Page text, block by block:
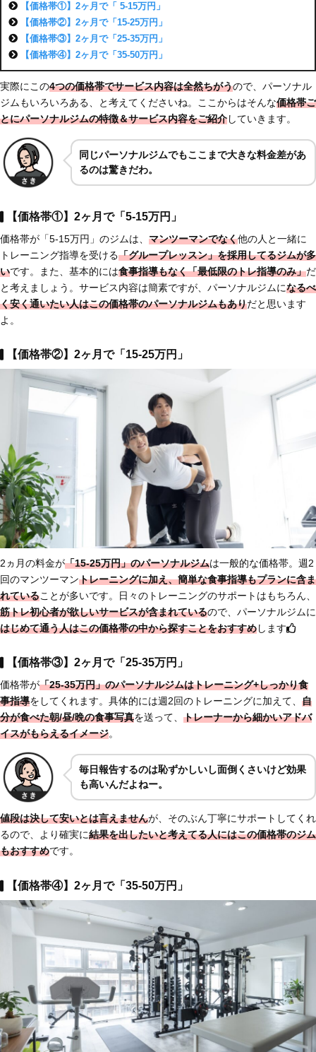
【価格帯①】2ヶ月で「 5-15万円」
【価格帯②】2ヶ月で「15-25万円」
【価格帯③】2ヶ月で「25-35万円」
【価格帯④】2ヶ月で「35-50万円」
実際にこの4つの価格帯でサービス内容は全然ちがうので、パーソナル
ジムもいろいろある、と考えてくださいね。ここからはそんな価格帯ご
とにパーソナルジムの特徴＆サービス内容をご紹介していきます。
同じパーソナルジムでもここまで大きな料金差があ
るのは驚きだわ。
【価格帯①】2ヶ月で「5-15万円」
価格帯が「5-15万円」のジムは、 マンツーマンでなく他の人と一緒に
トレーニング指導を受ける「グループレッスン」を採用してるジムが多
いです。また、基本的には食事指導もなく「最低限のトレ指導のみ」だ
と考えましょう。サービス内容は簡素ですが、パーソナルジムになるべ
く安く通いたい人はこの価格帯のパーソナルジムもありだと思います
よ。
【価格帯②】2ヶ月で「15-25万円」
2ヵ月の料金が「15-25万円」のパーソナルジムは一般的な価格帯。週2
回のマンツーマントレーニングに加え、簡単な食事指導もプランに含ま
れていることが多いです。日々のトレーニングのサポートはもちろん、
筋トレ初心者が欲しいサービスが含まれているので、パーソナルジムに
はじめて通う人はこの価格帯の中から探すことをおすすめします
【価格帯③】2ヶ月で「25-35万円」
価格帯が「25-35万円」のパーソナルジムはトレーニング+しっかり食
事指導をしてくれます。具体的には週2回のトレーニングに加えて、 自
分が食べた朝/昼/晩の食事写真を送って、 トレーナーから細かいアドバ
イスがもらえるイメージ。
毎日報告するのは恥ずかしいし面倒くさいけど効果
も高いんだよねー。
値段は決して安いとは言えませんが、そのぶん丁寧にサポートしてくれ
るので、より確実に結果を出したいと考えてる人にはこの価格帯のジム
もおすすめです。
【価格帯④】2ヶ月で「35-50万円」